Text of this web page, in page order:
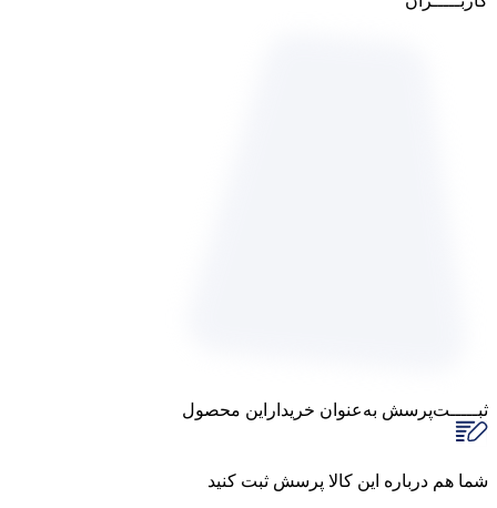
ثبـــــت‌پرسش به‌عنوان ‌خریدار‌این‌ محصول
شما هم درباره این کالا پرسش ثبت کنید